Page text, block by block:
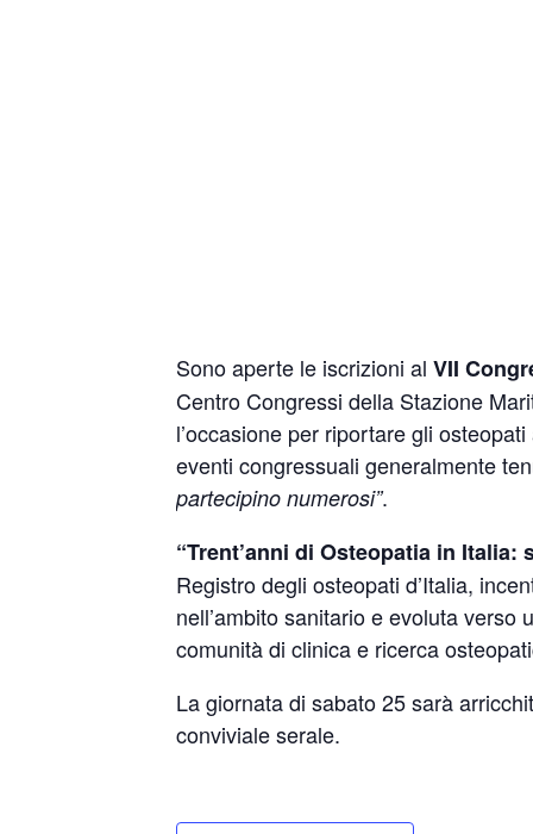
Sono aperte le iscrizioni al VII
Centro Congressi della Stazione
l’occasione per riportare gli
eventi congressuali generalmente
partecipino numerosi”.
“Trent’anni di Osteopatia in
Registro degli osteopati d’Italia,
nell’ambito sanitario e evoluta
comunità di clinica e ricerca
La giornata di sabato 25 sarà
conviviale serale.